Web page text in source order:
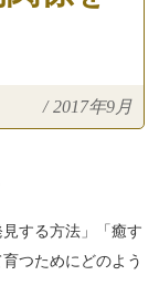
/ 2017年9月
する方法」「癒す
つためにどのよう